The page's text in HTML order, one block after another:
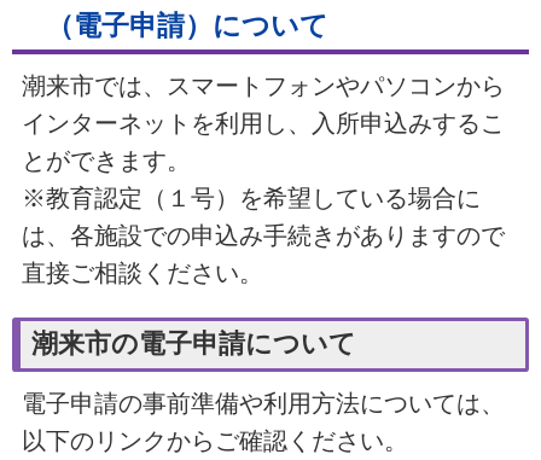
（電子申請）について
潮来市では、スマートフォンやパソコンから
インターネットを利用し、入所申込みするこ
とができます。
※教育認定（１号）を希望している場合に
は、各施設での申込み手続きがありますので
直接ご相談ください。
潮来市の電子申請について
電子申請の事前準備や利用方法については、
以下のリンクからご確認ください。